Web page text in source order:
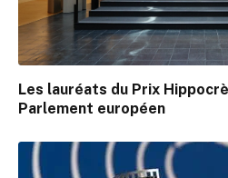
Les lauréats du Prix
Parlement européen